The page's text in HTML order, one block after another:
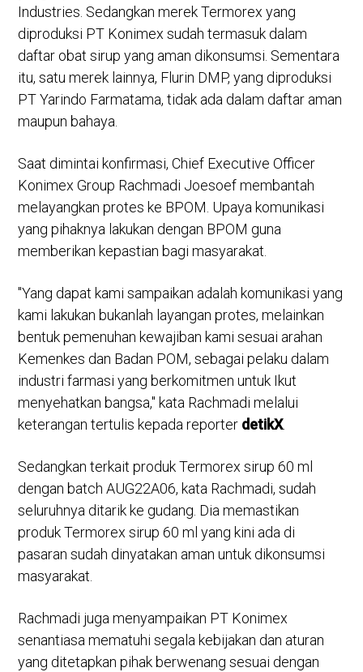
Industries. Sedangkan merek Termorex yang
diproduksi PT Konimex sudah termasuk dalam
daftar obat sirup yang aman dikonsumsi. Sementara
itu, satu merek lainnya, Flurin DMP, yang diproduksi
PT Yarindo Farmatama, tidak ada dalam daftar aman
maupun bahaya.
Saat dimintai konfirmasi, Chief Executive Officer
Konimex Group Rachmadi Joesoef membantah
melayangkan protes ke BPOM. Upaya komunikasi
yang pihaknya lakukan dengan BPOM guna
memberikan kepastian bagi masyarakat.
"Yang dapat kami sampaikan adalah komunikasi yang
kami lakukan bukanlah layangan protes, melainkan
bentuk pemenuhan kewajiban kami sesuai arahan
Kemenkes dan Badan POM, sebagai pelaku dalam
industri farmasi yang berkomitmen untuk Ikut
menyehatkan bangsa," kata Rachmadi melalui
keterangan tertulis kepada reporter detikX.
Sedangkan terkait produk Termorex sirup 60 ml
dengan batch AUG22A06, kata Rachmadi, sudah
seluruhnya ditarik ke gudang. Dia memastikan
produk Termorex sirup 60 ml yang kini ada di
pasaran sudah dinyatakan aman untuk dikonsumsi
masyarakat.
Rachmadi juga menyampaikan PT Konimex
senantiasa mematuhi segala kebijakan dan aturan
yang ditetapkan pihak berwenang sesuai dengan